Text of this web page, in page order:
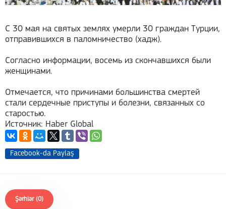
С 30 мая на святых землях умерли 30 граждан Турции,
отправившихся в паломничество (хадж).
Согласно информации, восемь из скончавшихся были
женщинами.
Отмечается, что причинами большинства смертей
стали сердечные приступы и болезни, связанных со
старостью.
Источник: Haber Global
Facebook-da Paylaş
Şərhlər (0)